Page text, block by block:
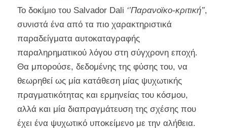
Το δοκίμιο του Salvador Dali ‘’Παρανοϊκο-κριτική’’,
συνιστά ένα από τα πιο χαρακτηριστικά
παραδείγματα αυτοκαταγραφής
παραληρηματικού λόγου στη σύγχρονη εποχή.
Θα μπορούσε, δεδομένης της φύσης του, να
θεωρηθεί ως μία κατάθεση μίας ψυχωτικής
πραγματικότητας και ερμηνείας του κόσμου,
αλλά και μία διαπραγμάτευση της σχέσης που
έχει ένα ψυχωτικό υποκείμενο με την αλήθεια.